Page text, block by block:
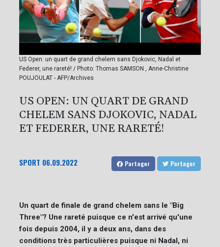
US Open: un quart de grand chelem sans Djokovic, Nadal et
Federer, une rareté! / Photo: Thomas SAMSON , Anne-Christine
POUJOULAT - AFP/Archives
US OPEN: UN QUART DE GRAND
CHELEM SANS DJOKOVIC, NADAL
ET FEDERER, UNE RARETÉ!
SPORT 06.09.2022 Partager Partager
Un quart de finale de grand chelem sans le "Big
Three"? Une rareté puisque ce n'est arrivé qu'une
fois depuis 2004, il y a deux ans, dans des
conditions très particulières puisque ni Nadal, ni